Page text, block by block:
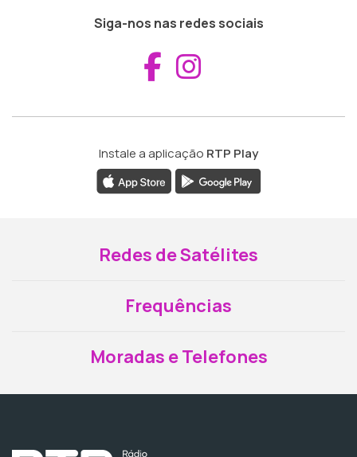
Siga-nos nas redes sociais
Aceder ao
Instale a aplicação RTP Play
Redes de Satélites
Frequências
Moradas e Telefones